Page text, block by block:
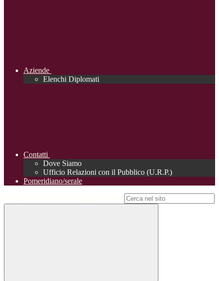
Aziende
Elenchi Diplomati
Contatti
Dove Siamo
Ufficio Relazioni con il Pubblico (U.R.P.)
Pomeridiano/serale